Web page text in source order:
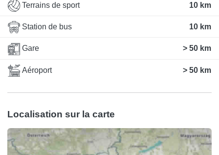
Terrains de sport 10 km
Station de bus 10 km
Gare > 50 km
Aéroport > 50 km
Localisation sur la carte